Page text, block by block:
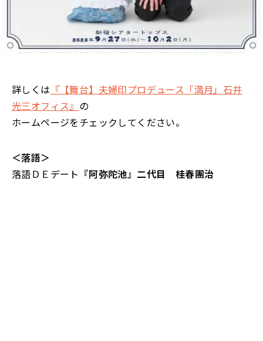
詳しくは 『【舞台】夫婦印プロデュース「満月」石井
光三オフィス』 の
ホームページをチェックしてください。
＜落語＞
落語ＤＥデート 『阿弥陀池』二代目 桂春團治